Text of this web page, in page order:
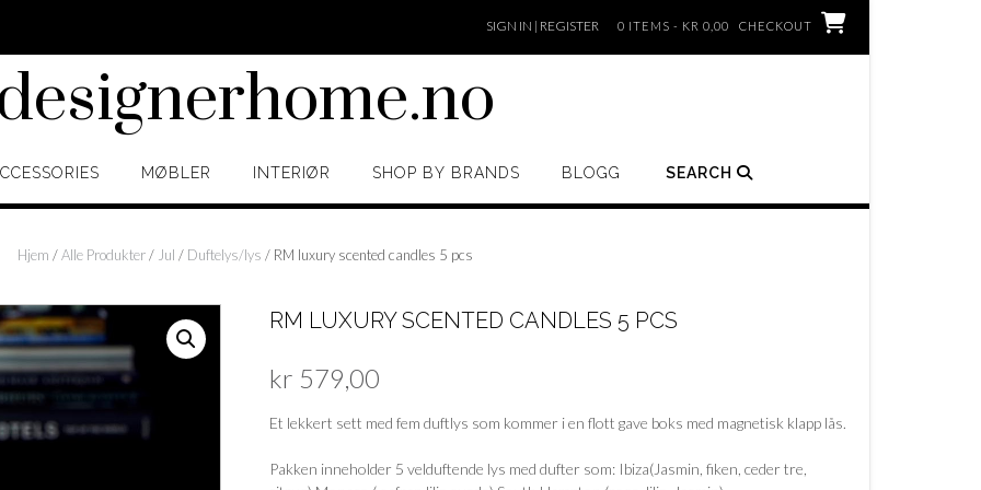
SIGN IN | REGISTER 0 ITEMS - KR 0,00 CHECKOUT
MØBLER INTERIØR SHOP BY BRANDS BLOGG SEARCH
Hjem /Alle Produkter/ Jul / Duftelys/lys / RM luxury scented candles 5 pcs
RM LUXURY SCENTED CANDLES 5 PCS
kr 579,00
Et lekkert sett med fem duftlys som kommer i en flott gave boks med magnetisk klapp lås.
Pakken inneholder 5 velduftende lys med dufter som: Ibiza(Jasmin, fiken, ceder tre,